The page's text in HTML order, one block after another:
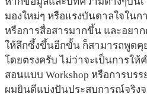
มองใหม่ๆ หรือแรงบันดาลใจใน
หรือการสื่อสารมากขึ้น และอยา
ให้ลึกซึ้งขึ้นอีกขั้น ก็สามารถพูด
โดยตรงครับ ไม่ว่าจะเป็นการให้
สอนแบบ Workshop หรือการบร
ผมยินดีแบ่งปันประสบการณ์จริง